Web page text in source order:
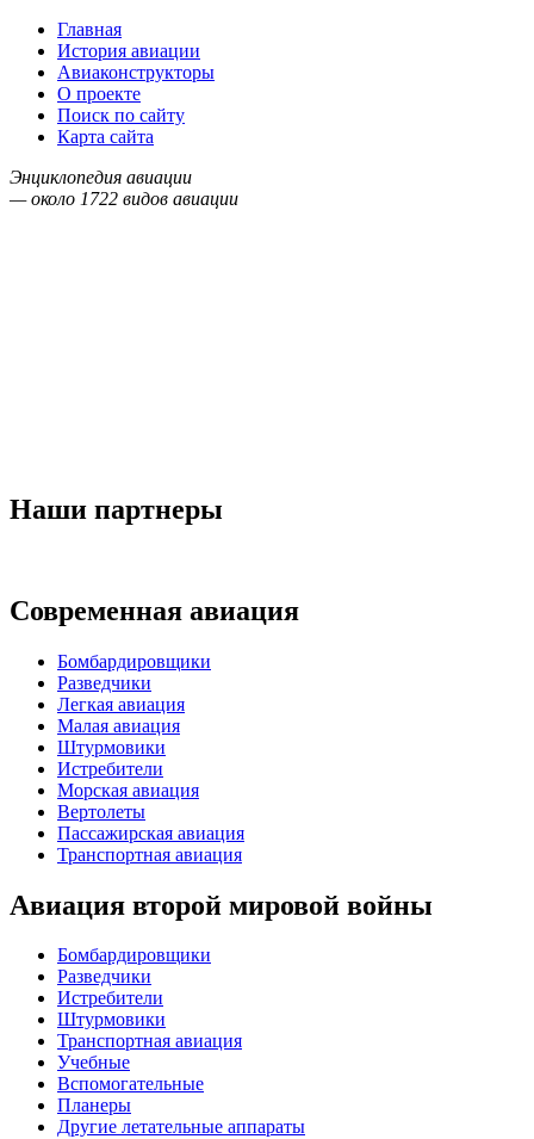
Главная
История авиации
Авиаконструкторы
О проекте
Поиск по сайту
Карта сайта
Энциклопедия авиации
— около 1722 видов авиации
Наши партнеры
Современная авиация
Бомбардировщики
Разведчики
Легкая авиация
Малая авиация
Штурмовики
Истребители
Морская авиация
Вертолеты
Пассажирская авиация
Транспортная авиация
Авиация второй мировой войны
Бомбардировщики
Разведчики
Истребители
Штурмовики
Транспортная авиация
Учебные
Вспомогательные
Планеры
Другие летательные аппараты